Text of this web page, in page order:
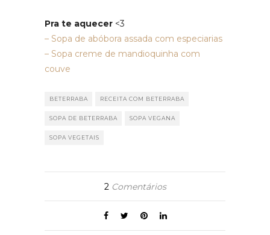
Pra te aquecer <3
– Sopa de abóbora assada com especiarias
– Sopa creme de mandioquinha com
couve
BETERRABA RECEITA COM BETERRABA
SOPA DE BETERRABA SOPA VEGANA
SOPA VEGETAIS
2Comentários